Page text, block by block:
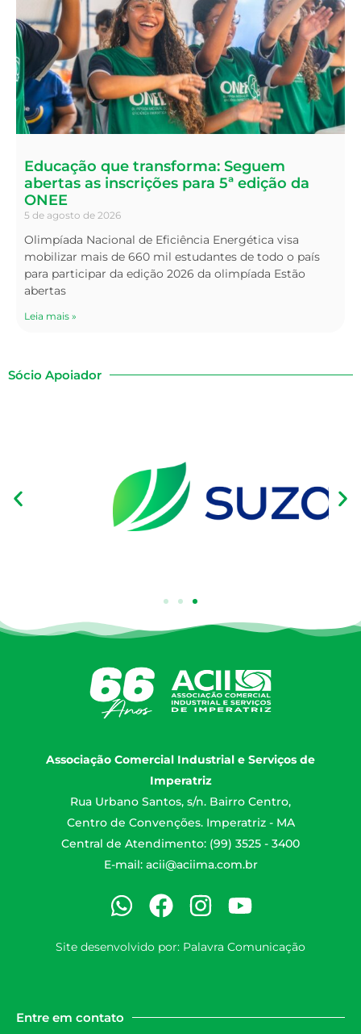
Educação que transforma: Seguem
abertas as inscrições para 5ª edição da
ONEE
5 de agosto de 2026
Olimpíada Nacional de Eficiência Energética visa
mobilizar mais de 660 mil estudantes de todo o país
para participar da edição 2026 da olimpíada Estão
abertas
Leia mais »
Sócio Apoiador
Associação Comercial Industrial e Serviços de
Imperatriz
Rua Urbano Santos, s/n. Bairro Centro,
Centro de Convenções. Imperatriz - MA
Central de Atendimento: (99) 3525 - 3400
E-mail: acii@aciima.com.br
Site desenvolvido por: Palavra Comunicação
Entre em contato